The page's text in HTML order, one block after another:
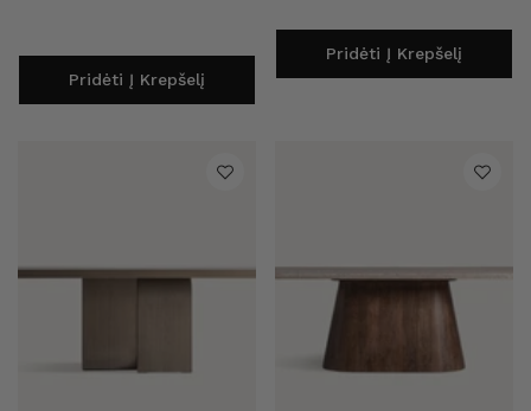
Pridėti Į Krepšelį
Pridėti Į Krepšelį